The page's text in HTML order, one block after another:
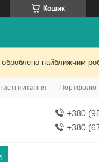
Кошик
оброблено найближчим
питання Портфоліо
+380
+380